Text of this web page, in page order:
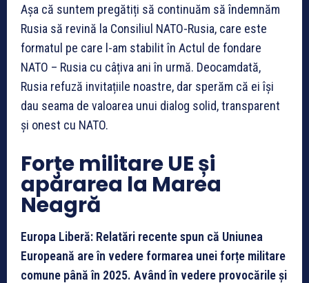
Așa că suntem pregătiți să continuăm să îndemnăm
Rusia să revină la Consiliul NATO-Rusia, care este
formatul pe care l-am stabilit în Actul de fondare
NATO – Rusia cu câțiva ani în urmă. Deocamdată,
Rusia refuză invitațiile noastre, dar sperăm că ei își
dau seama de valoarea unui dialog solid, transparent
și onest cu NATO.
Forțe militare UE și
apărarea la Marea
Neagră
Europa Liberă: Relatări recente spun că Uniunea
Europeană are în vedere formarea unei forțe militare
comune până în 2025. Având în vedere provocările și